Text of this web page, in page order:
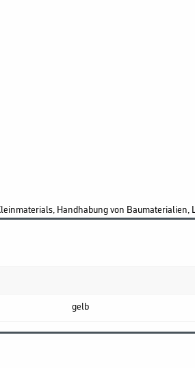
Handhabung von Baumaterialien,
gelb